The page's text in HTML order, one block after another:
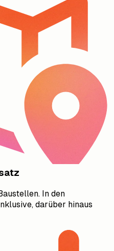
In den
darüber hinaus